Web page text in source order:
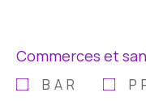
Commerces et
BAR